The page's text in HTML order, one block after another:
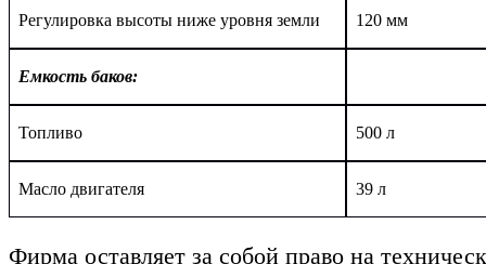
Регулировка высоты ниже уровня земли 120 мм
Емкость баков:
Топливо 500 л
Масло двигателя 39л
Фирма оставляет за собой право на